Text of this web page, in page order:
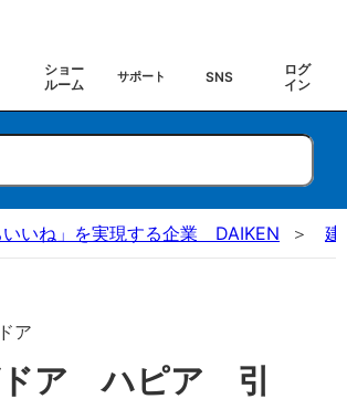
ショー
ルーム
サポート SNS
ログ
イン
いいね」を実現する企業 DAIKEN 建
ア
ドア ハピア 引